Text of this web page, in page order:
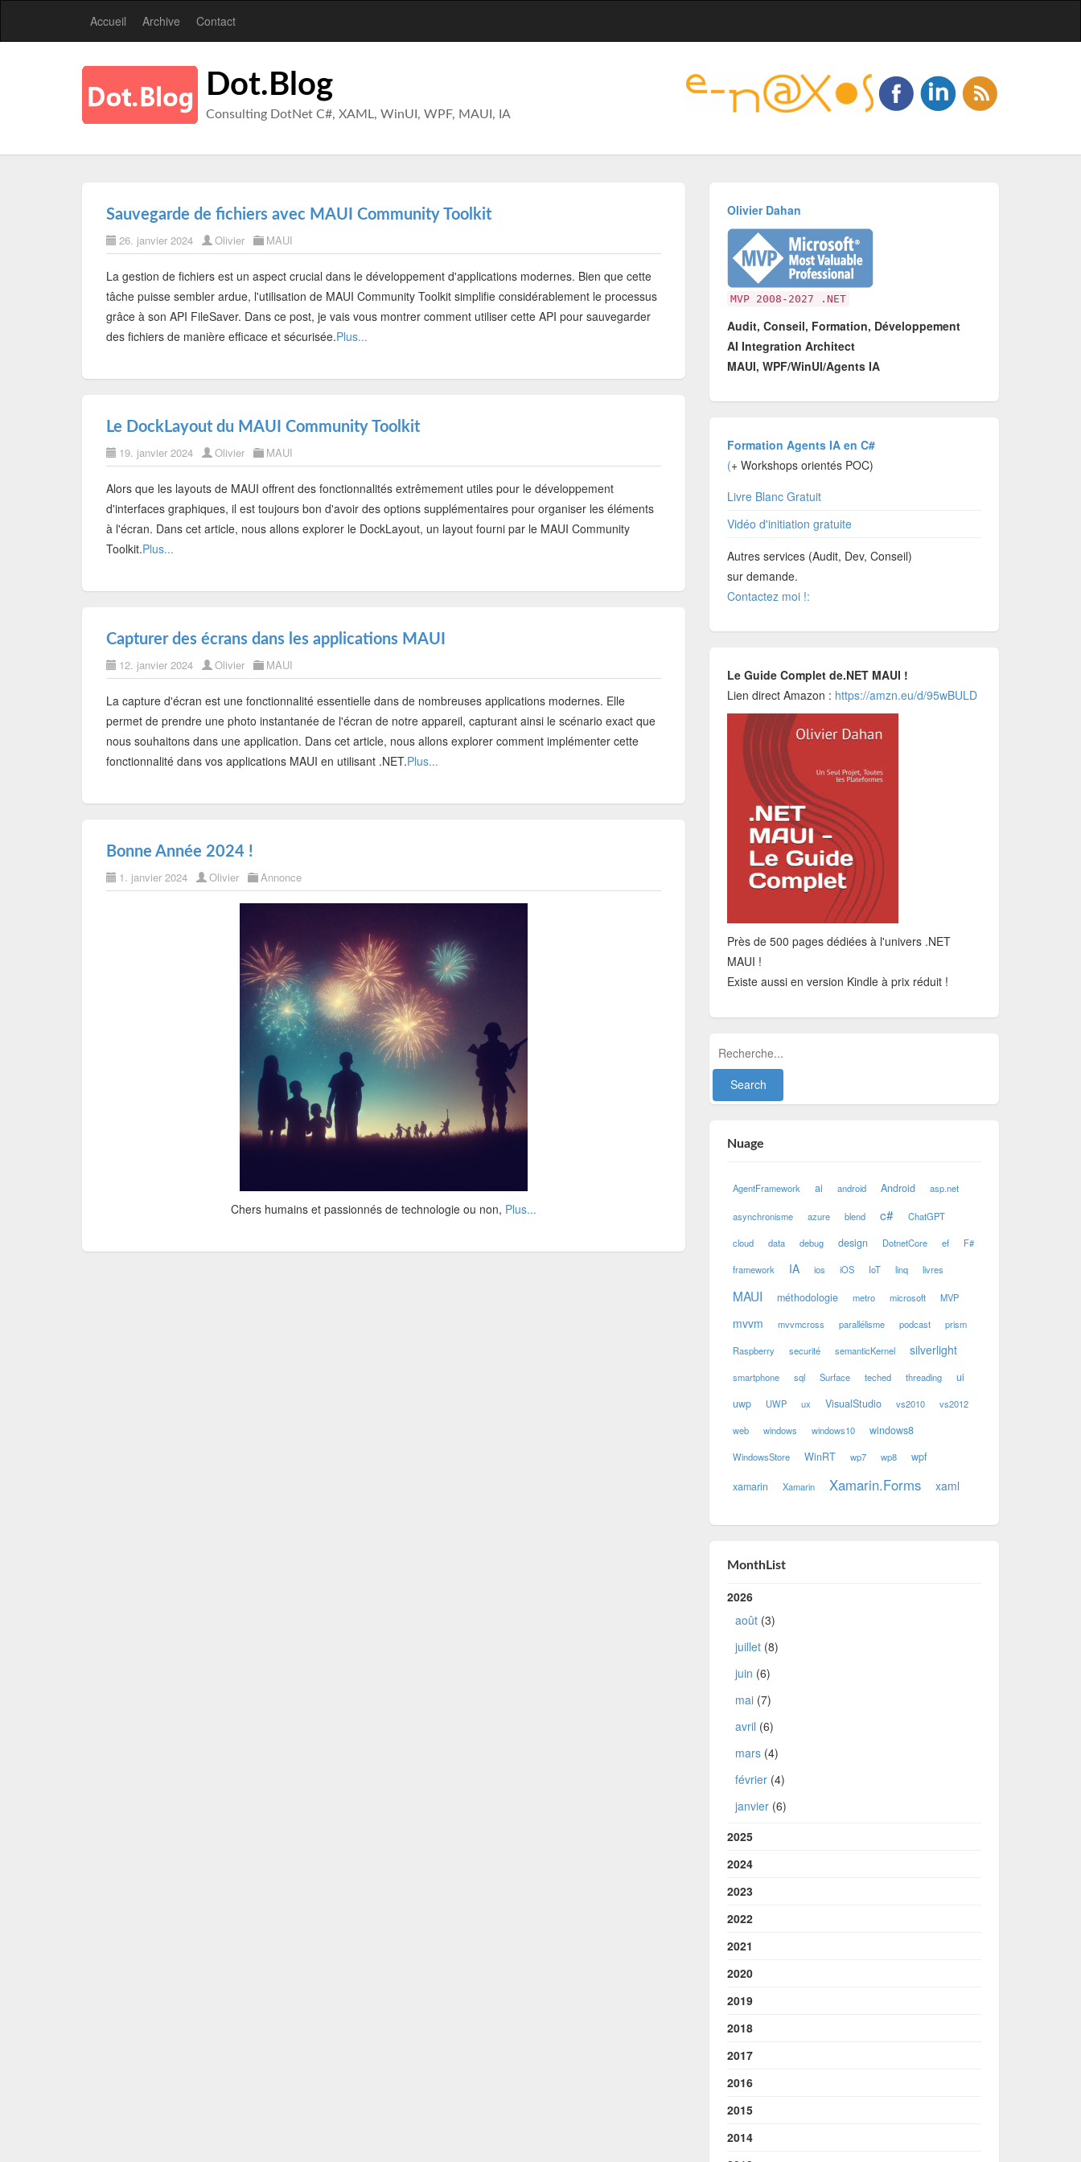
Accueil Archive Contact
Dot.Blog
Consulting DotNet C#, XAML, WinUI, WPF, MAUI, IA
Sauvegarde de fichiers avec MAUI Community Toolkit
26. janvier 2024 Olivier MAUI
La gestion de fichiers est un aspect crucial dans le développement d'applications modernes. Bien que cette
tâche puisse sembler ardue, l'utilisation de MAUI Community Toolkit simplifie considérablement le processus
grâce à son API FileSaver. Dans ce post, je vais vous montrer comment utiliser cette API pour sauvegarder
des fichiers de manière efficace et sécurisée.Plus...
Le DockLayout du MAUI Community Toolkit
19. janvier 2024 Olivier MAUI
Alors que les layouts de MAUI offrent des fonctionnalités extrêmement utiles pour le développement
d'interfaces graphiques, il est toujours bon d'avoir des options supplémentaires pour organiser les éléments
à l'écran. Dans cet article, nous allons explorer le DockLayout, un layout fourni par le MAUI Community
Toolkit.Plus...
Capturer des écrans dans les applications MAUI
12. janvier 2024 Olivier MAUI
La capture d'écran est une fonctionnalité essentielle dans de nombreuses applications modernes. Elle
permet de prendre une photo instantanée de l'écran de notre appareil, capturant ainsi le scénario exact que
nous souhaitons dans une application. Dans cet article, nous allons explorer comment implémenter cette
fonctionnalité dans vos applications MAUI en utilisant .NET.Plus...
Bonne Année 2024 !
1. janvier 2024 Olivier Annonce
Chers humains et passionnés de technologie ou non, Plus...
Olivier Dahan
MVP 2008-2027 .NET
Audit, Conseil, Formation, Développement
AI Integration Architect
MAUI, WPF/WinUI/Agents IA
Formation Agents IA en C#
(+ Workshops orientés POC)
Livre Blanc Gratuit
Vidéo d'initiation gratuite
Autres services (Audit, Dev, Conseil)
sur demande.
Contactez moi !:
Le Guide Complet de.NET MAUI !
Lien direct Amazon : https://amzn.eu/d/95wBULD
Près de 500 pages dédiées à l'univers .NET
MAUI !
Existe aussi en version Kindle à prix réduit !
Nuage
AgentFramework ai android Android asp.net
asynchronisme azure blend c# ChatGPT
cloud data debug design DotnetCore ef F#
framework IA ios iOS IoT linq livres
MAUI méthodologie metro microsoft MVP
mvvm mvvmcross parallélisme podcast prism
Raspberry securité semanticKernel silverlight
smartphone sql Surface teched threading
ui
uwp
UWP ux VisualStudio vs2010 vs2012
web windows windows10 windows8
WindowsStore WinRT wp7 wp8 wpf
xamarin Xamarin Xamarin.Forms xaml
MonthList
2026
août(3)
juillet(8)
juin (6)
mai(7)
avril (6)
mars(4)
février(4)
janvier(6)
2025
2024
2023
2022
2021
2020
2019
2018
2017
2016
2015
2014